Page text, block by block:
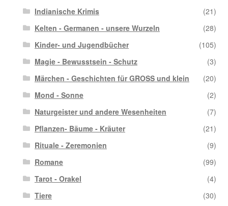
Indianische Krimis
(21)
Kelten - Germanen - unsere Wurzeln
(28)
Kinder- und Jugendbücher
(105)
Magie - Bewusstsein - Schutz
(3)
Märchen - Geschichten für GROSS und klein
(20)
Mond - Sonne
(2)
Naturgeister und andere Wesenheiten
(7)
Pflanzen- Bäume - Kräuter
(21)
Rituale - Zeremonien
(9)
Romane
(99)
Tarot - Orakel
(4)
Tiere
(30)